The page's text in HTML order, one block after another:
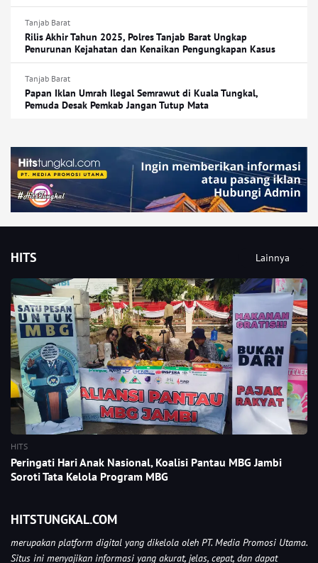
Tanjab Barat
Rilis Akhir Tahun 2025, Polres Tanjab Barat Ungkap
Penurunan Kejahatan dan Kenaikan Pengungkapan Kasus
Tanjab Barat
Papan Iklan Umrah Ilegal Semrawut di Kuala Tungkal,
Pemuda Desak Pemkab Jangan Tutup Mata
HITS Lainnya
HITS
Peringati Hari Anak Nasional, Koalisi Pantau MBG Jambi
Soroti Tata Kelola Program MBG
HITSTUNGKAL.COM
merupakan platform digital yang dikelola oleh PT. Media Promosi Utama.
Situs ini menyajikan informasi yang akurat, jelas, cepat, dan dapat